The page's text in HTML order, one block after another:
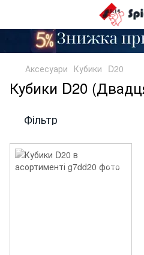
Аксесуари Кубики D20
Кубики D20
Фільтр